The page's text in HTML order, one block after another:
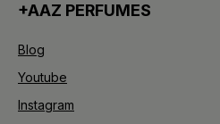
+AAZ PERFUMES
Blog
Youtube
Instagram